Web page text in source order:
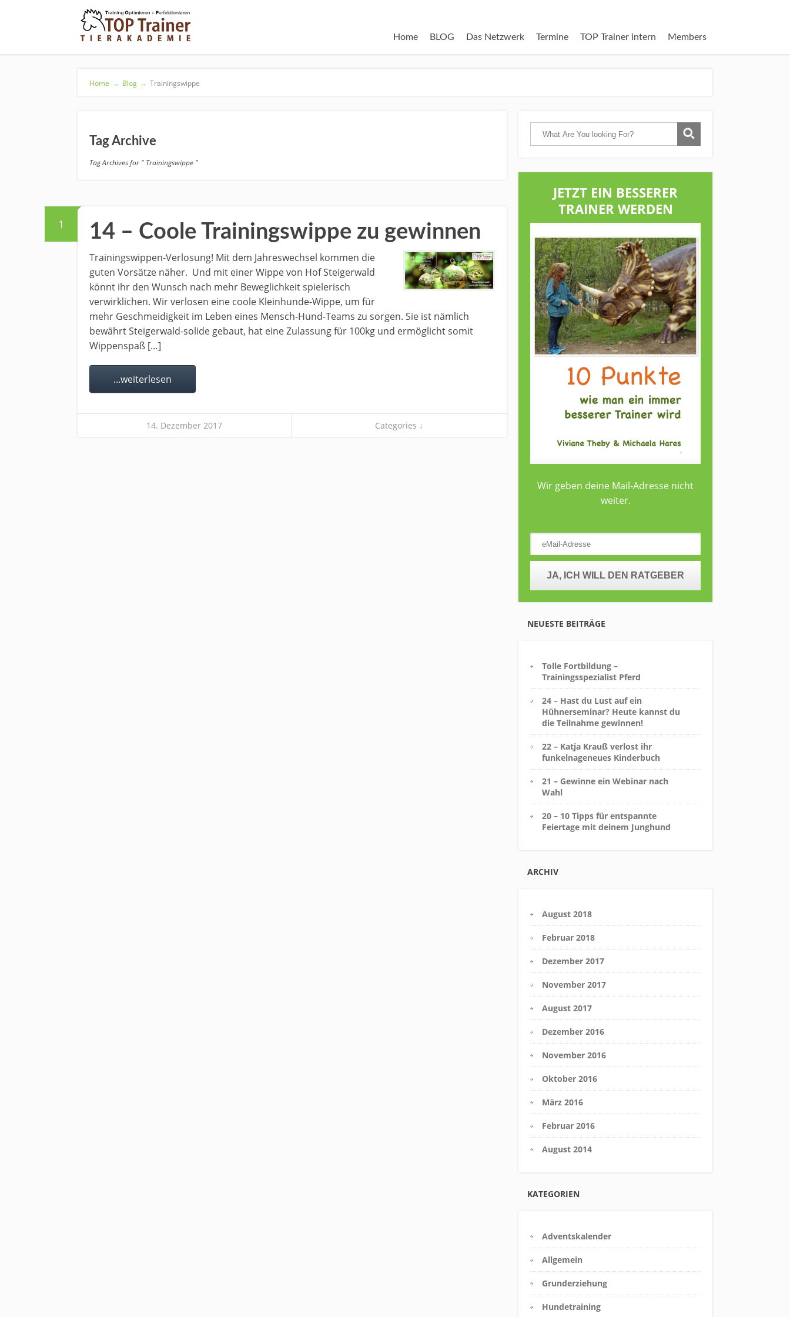
Home BLOG Das Netzwerk Termine TOP Trainer intern Members
Home → Blog → Trainingswippe
Tag Archive
Tag Archives for " Trainingswippe "
1 14 – Coole Trainingswippe zu gewinnen
Trainingswippen-Verlosung! Mit dem Jahreswechsel kommen die
guten Vorsätze näher. Und mit einer Wippe von Hof Steigerwald
könnt ihr den Wunsch nach mehr Beweglichkeit spielerisch
verwirklichen. Wir verlosen eine coole Kleinhunde-Wippe, um für
mehr Geschmeidigkeit im Leben eines Mensch-Hund-Teams zu sorgen. Sie ist nämlich
bewährt Steigerwald-solide gebaut, hat eine Zulassung für 100kg und ermöglicht somit
Wippenspaß […]
...weiterlesen
14. Dezember 2017 Categories ↓
JETZT EIN BESSERER
TRAINER WERDEN
Wir geben deine Mail-Adresse nicht
weiter.
NEUESTE BEITRÄGE
Tolle Fortbildung –
Trainingsspezialist Pferd
24 – Hast du Lust auf ein
Hühnerseminar? Heute kannst du
die Teilnahme gewinnen!
22 – Katja Krauß verlost ihr
funkelnageneues Kinderbuch
21 – Gewinne ein Webinar nach
Wahl
20 – 10 Tipps für entspannte
Feiertage mit deinem Junghund
ARCHIV
August 2018
Februar 2018
Dezember 2017
November 2017
August 2017
Dezember 2016
November 2016
Oktober 2016
März 2016
Februar 2016
August 2014
KATEGORIEN
Adventskalender
Allgemein
Grunderziehung
Hundetraining